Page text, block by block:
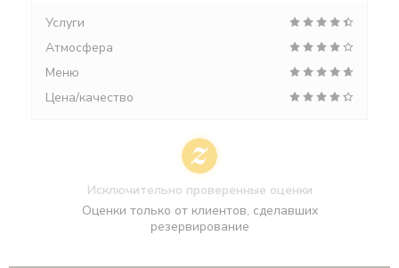
Услуги
Атмосфера
Меню
Цена/качество
Исключительно проверенные оценки
Оценки только от клиентов, сделавших
резервирование